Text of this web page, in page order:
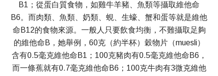
B1；從蛋白質食物，如雞牛羊豬、魚類等攝取維他命
B6。而肉類、魚類、奶類、蜆、生蠔、蟹和蛋等就是維他
命B12的食物來源。一般人只要飲食均衡，不難攝取足夠
的維他命B，她舉例，60克（約半杯）穀物片（muesli）
含有0.5毫克維他命B1；100克豬肉有0.5毫克維他命B6，
而一條蕉就有0.7毫克維他命B6；100克牛肉有3微克維他